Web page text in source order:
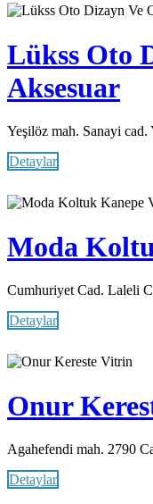
Lükss Oto
Aksesuar
Yeşilöz mah. Sanayi cad.
Detaylar
Moda
Cumhuriyet Cad. Laleli
Detaylar
Vitrin
Onur
Agahefendi mah. 2790
Detaylar